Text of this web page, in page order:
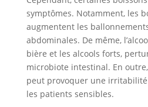
symptômes. Notamment, les
augmentent les
abdominales. De même,
bière et les alcools forts,
microbiote intestinal. En
peut provoquer une
les patients sensibles.